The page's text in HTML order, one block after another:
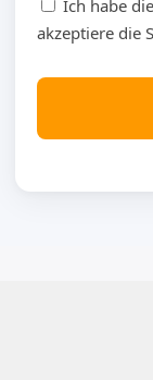
Ich habe die
akzeptiere die